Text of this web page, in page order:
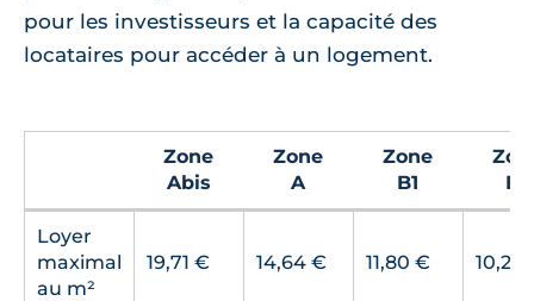
pour les investisseurs et la capacité des
locataires pour accéder à un logement.
Zone
Abis
Zone
A
Zone
B1
B2
Loyer
maximal
au m²
19,71 € 14,64 € 11,80 € 10,26